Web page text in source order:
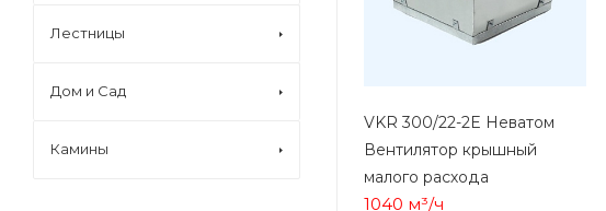
VKR 300/22-2E Неватом
Вентилятор крышный
малого расхода
1040 м³/ч
Лестницы
Дом и Сад
Камины